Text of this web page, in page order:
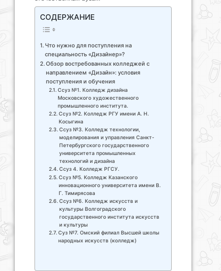
СОДЕРЖАНИЕ
Что нужно для поступления на
специальность «Дизайнер»?
Обзор востребованных колледжей с
направлением «Дизайн»: условия
поступления и обучения
Ссуз №1. Колледж дизайна
Московского художественного
промышленного института.
Ссуз №2. Колледж РГУ имени А. Н.
Косыгина
Ссуз №3. Колледж технологии,
моделирования и управления Санкт-
Петербургского государственного
университета промышленных
технологий и дизайна
Ссуз 4. Колледж РГСУ.
Ссуз №5. Колледж Казанского
инновационного университета имени В.
Г. Тимирясова
Ссуз №6. Колледж искусств и
культуры Волгоградского
государственного института искусств
и культуры
Суз №7. Омский филиал Высшей школы
народных искусств (колледж)